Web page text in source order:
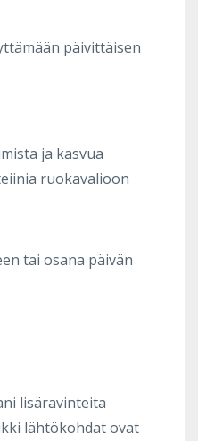
päivittäisen
ja kasvua
ruokavalioon
tai osana päivän
lisäravinteita
lähtökohdat ovat